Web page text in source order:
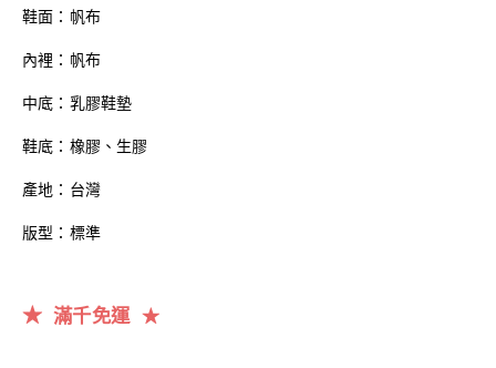
鞋面：帆布
內裡：帆布
中底：乳膠鞋墊
鞋底：橡膠、生膠
產地：台灣
版型：標準
★ 滿千免運 ★